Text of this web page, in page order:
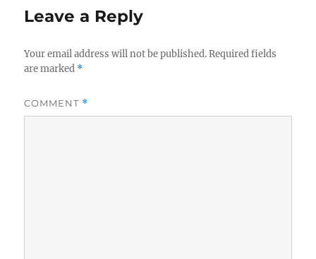
Leave a Reply
Your email address will not be published. Required fields
are marked *
COMMENT *